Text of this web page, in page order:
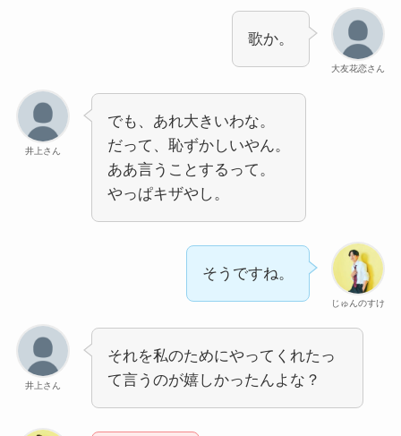
大友花恋さん
歌か。
井上さん
でも、あれ大きいわな。
だって、恥ずかしいやん。
ああ言うことするって。
やっぱキザやし。
じゅんのすけ
そうですね。
井上さん
それを私のためにやってくれたっ
て言うのが嬉しかったんよな？